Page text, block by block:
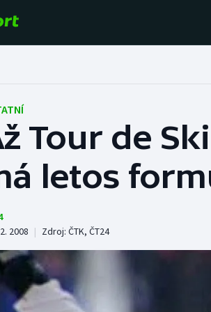
Baseball a softbal
Basketbal
Boby a skeleton
Tour de
letos
2008 | Zdroj: ČTK, ČT24